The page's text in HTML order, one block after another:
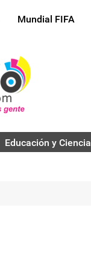
Mundial FIFA
Educación y Ciencia